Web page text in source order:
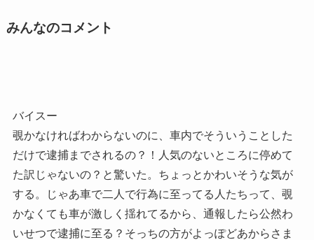
みんなのコメント
バイスー
覗かなければわからないのに、車内でそういうことした
だけで逮捕までされるの？！人気のないところに停めて
た訳じゃないの？と驚いた。ちょっとかわいそうな気が
する。じゃあ車で二人で行為に至ってる人たちって、覗
かなくても車が激しく揺れてるから、通報したら公然わ
いせつで逮捕に至る？そっちの方がよっぽどあからさま